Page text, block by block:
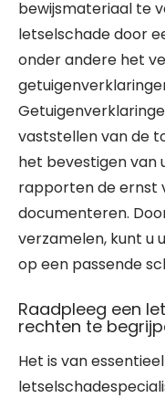
bewijsmateriaal te
letselschade door
onder andere het
vaststellen van de
het bevestigen van
rapporten de ernst
documenteren.
verzamelen, kunt u
op een passende
Raadpleeg een
rechten te
Het is van